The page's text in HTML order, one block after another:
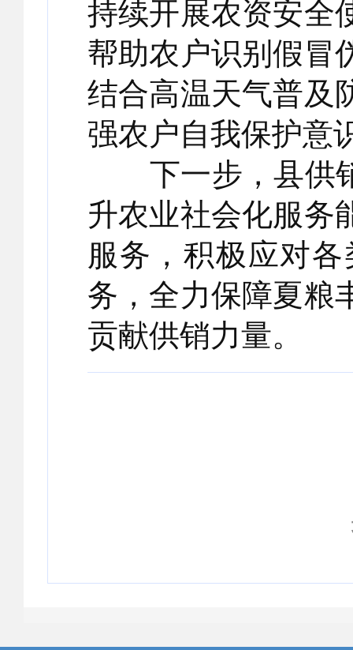
持续开展农资安全
帮助农户识别假冒
结合高温天气普及
强农户自我保护意
下一步，县供销
升农业社会化服务
服务，积极应对
务，全力保障夏粮
贡献供销力量。